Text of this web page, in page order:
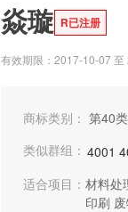
焱璇 R已注册
有效期限：2017-10-07
商标类别： 第40
类似群组： 4001
适合项目： 材料处
印刷